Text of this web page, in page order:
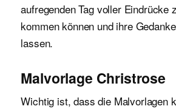
aufregenden Tag voller Eindrücke
kommen können und ihre
lassen.
Malvorlage Christrose
Wichtig ist, dass die Malvorlagen